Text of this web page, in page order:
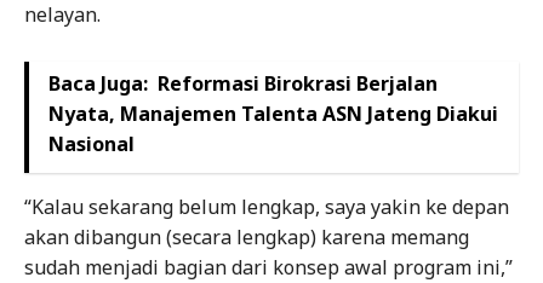
nelayan.
Baca Juga: Reformasi Birokrasi Berjalan
Nyata, Manajemen Talenta ASN Jateng Diakui
Nasional
“Kalau sekarang belum lengkap, saya yakin ke depan
akan dibangun (secara lengkap) karena memang
sudah menjadi bagian dari konsep awal program ini,”